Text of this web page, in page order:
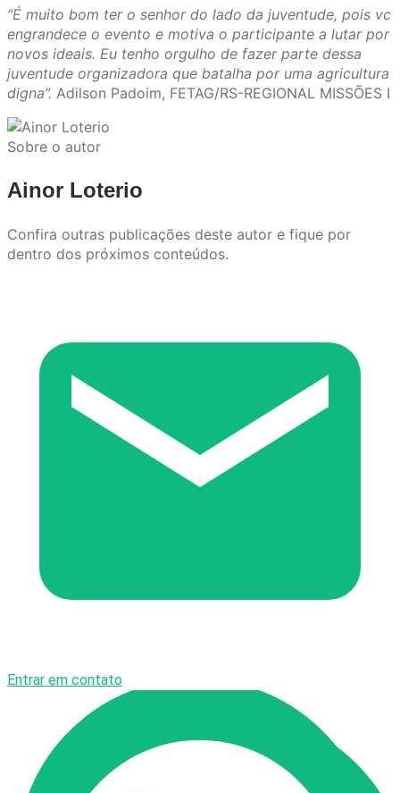
“É muito bom ter o senhor do lado da juventude, pois vc
engrandece o evento e motiva o participante a lutar por
novos ideais. Eu tenho orgulho de fazer parte dessa
juventude organizadora que batalha por uma agricultura
digna”. Adilson Padoim, FETAG/RS-REGIONAL MISSÕES I
Sobre o autor
Ainor Loterio
Confira outras publicações deste autor e fique por
dentro dos próximos conteúdos.
Entrar em contato